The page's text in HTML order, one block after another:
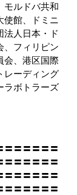
モルドバ共和
使館、ドミニ
法人日本・ド
、フィリピン
会、港区国際
レーディング
ラボトラーズ
〓〓〓〓〓
〓〓〓〓〓〓
〓〓〓〓〓〓
〓〓〓〓〓〓